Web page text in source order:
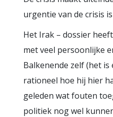
urgentie van de crisis
Het Irak – dossier
met veel persoonlijke
Balkenende zelf (het
rationeel hoe hij hier
geleden wat fouten
politiek nog wel